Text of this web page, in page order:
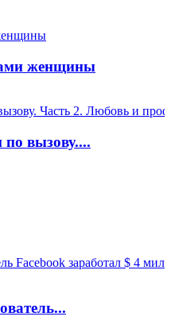
женщины
вызову....